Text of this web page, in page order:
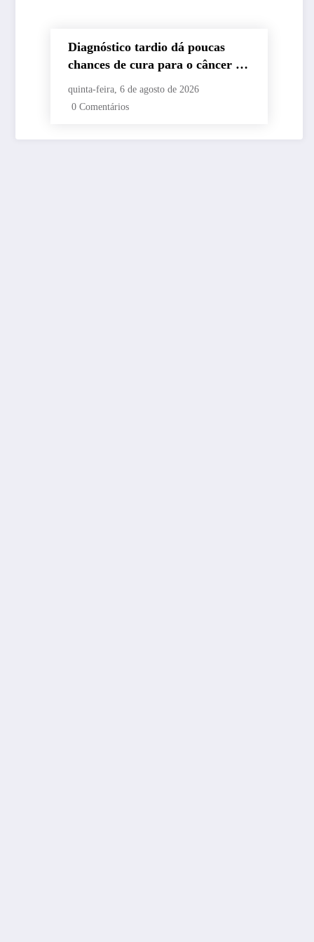
Diagnóstico tardio dá poucas
chances de cura para o câncer de
quinta-feira, 6 de agosto de 2026
0 Comentários